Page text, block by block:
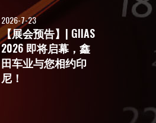
2026-7-23
【展会预告】| GIIAS
2026 即将启幕，鑫
田车业与您相约印
尼！